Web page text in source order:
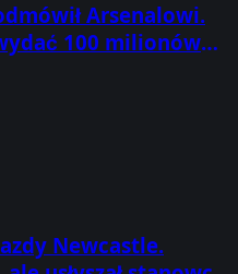
Arsenalowi.
100 milionów
Newcastle.